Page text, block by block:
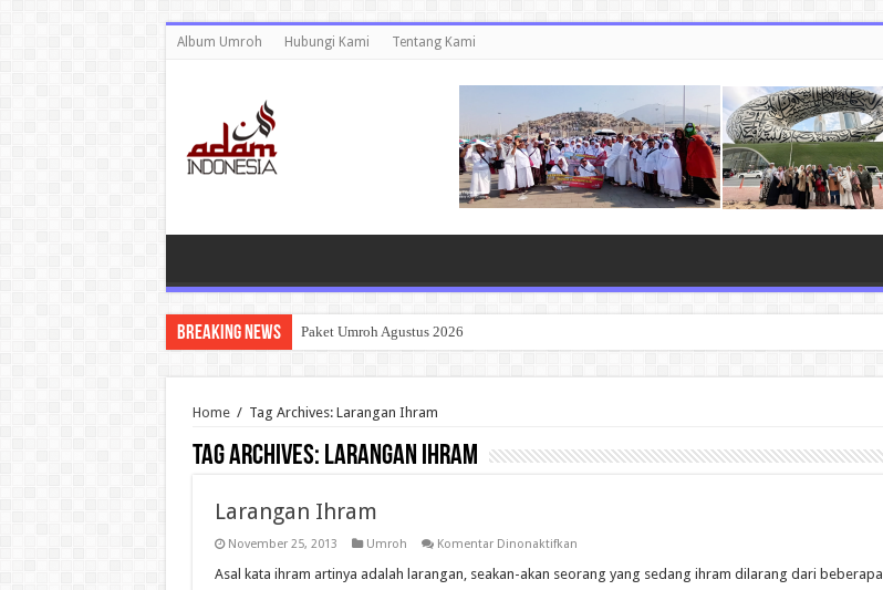
Album Umroh Hubungi Kami Tentang Kami
Breaking News Paket Umroh Agustus 2026
Home / Tag Archives: Larangan Ihram
Tag Archives: Larangan Ihram
Larangan Ihram
November 25, 2013 Umroh Komentar Dinonaktifkanpada
Ihram
Asal kata ihram artinya adalah larangan, seakan-akan seorang yang sedang ihram dilarang dari beberapa